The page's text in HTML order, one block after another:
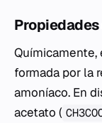
Químicamente,
formada por la
amoníaco. En
acetato (